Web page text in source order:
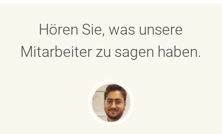
Hören Sie, was unsere
Mitarbeiter zu sagen haben.